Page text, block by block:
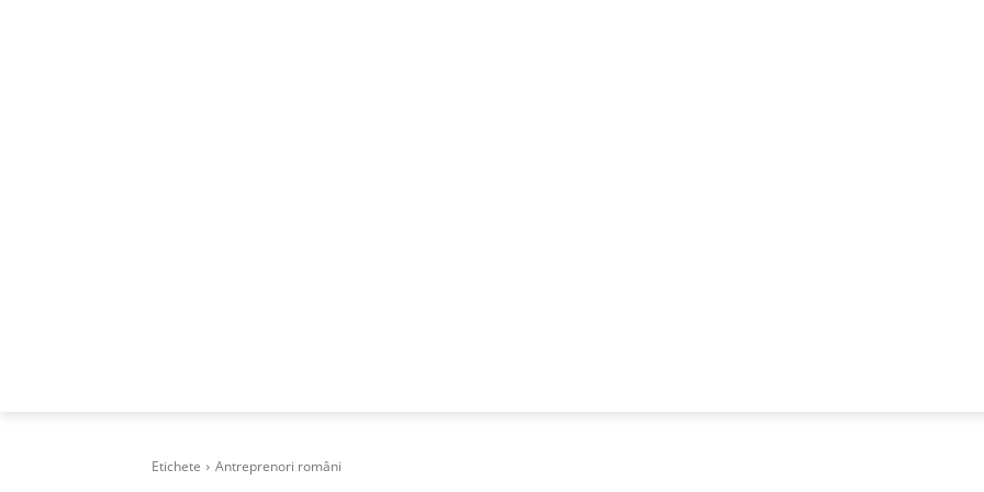
Etichete Antreprenori români